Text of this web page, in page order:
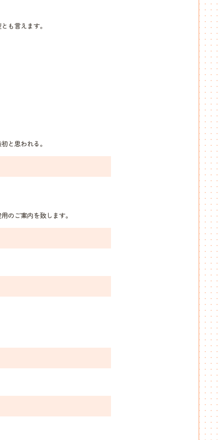
も言えます。
と思われる。
のご案内を致します。